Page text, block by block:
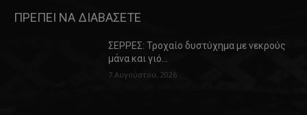
ΠΡΕΠΕΙ ΝΑ ΔΙΑΒΑΣΕΤΕ
ΣΕΡΡΕΣ: Τροχαίο δυστύχημα με νεκρούς
μάνα και γιό…
7 Αυγούστου, 2026